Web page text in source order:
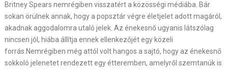
Britney Spears nemrégiben visszatért a közösségi médiába. Bár
sokan örülnek annak, hogy a popsztár végre életjelet adott magáról,
akadnak aggodalomra utaló jelek. Az énekesnő ugyanis látszólag
nincsen jól, hiába állítja ennek ellenkezőjét egy közeli
forrás.Nemrégiben még attól volt hangos a sajtó, hogy az énekesnő
sokkoló jelenetet rendezett egy étteremben, amelyről szemtanúk is